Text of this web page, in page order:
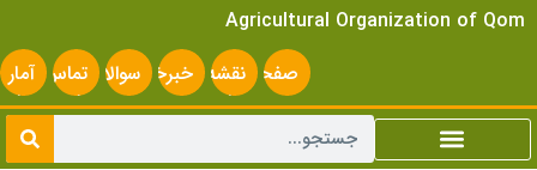
Agricultural Organization of Qom
صفحه
اصلی
نقشه
سایت
خبرخوانسوالات
متداول
تماس
با ما
آمار